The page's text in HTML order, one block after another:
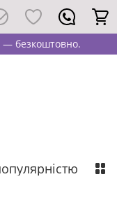
— безкоштовно.